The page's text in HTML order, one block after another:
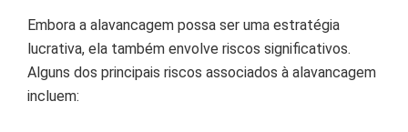
Embora a alavancagem possa ser uma estratégia
lucrativa, ela também envolve riscos significativos.
Alguns dos principais riscos associados à alavancagem
incluem: